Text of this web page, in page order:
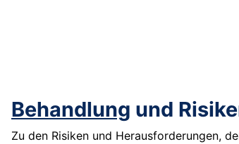
Behandlung und
Zu den Risiken und Herausforderungen,